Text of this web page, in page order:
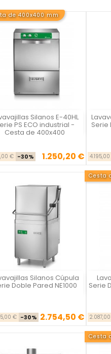
de 400x400 mm
Silanos E-40HL
PS ECO industrial -
Cesta de 400x400
Precio base
€ -30% Precio
1.250,20 €

Vista rápida Serie
Silanos Cúpula
Doble Pared NE1000
Precio base
€ -30% Precio
2.754,50 €

Vista rápida
Cesta
Serie
Cesta